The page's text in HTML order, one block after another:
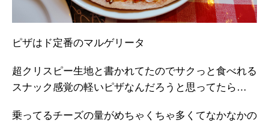
ピザはド定番のマルゲリータ
超クリスピー生地と書かれてたのでサクっと食べれる
スナック感覚の軽いピザなんだろうと思ってたら…
乗ってるチーズの量がめちゃくちゃ多くてなかなかの